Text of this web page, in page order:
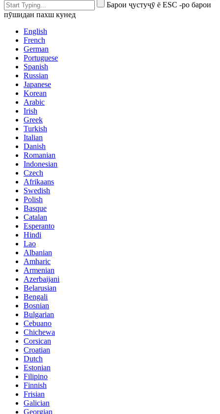
Барои ҷустуҷӯ ё ESC -ро барои
пӯшидан пахш кунед
English
French
German
Portuguese
Spanish
Russian
Japanese
Korean
Arabic
Irish
Greek
Turkish
Italian
Danish
Romanian
Indonesian
Czech
Afrikaans
Swedish
Polish
Basque
Catalan
Esperanto
Hindi
Lao
Albanian
Amharic
Armenian
Azerbaijani
Belarusian
Bengali
Bosnian
Bulgarian
Cebuano
Chichewa
Corsican
Croatian
Dutch
Estonian
Filipino
Finnish
Frisian
Galician
Georgian